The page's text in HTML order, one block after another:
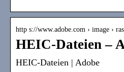
http s://www.adobe.com › image ›
HEIC-Dateien –
HEIC-Dateien | Adobe